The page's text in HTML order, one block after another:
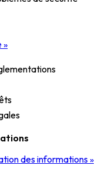
»
des informations »